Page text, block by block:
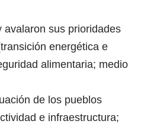
avalaron sus prioridades
energética e
alimentaria; medio
de los pueblos
e infraestructura;